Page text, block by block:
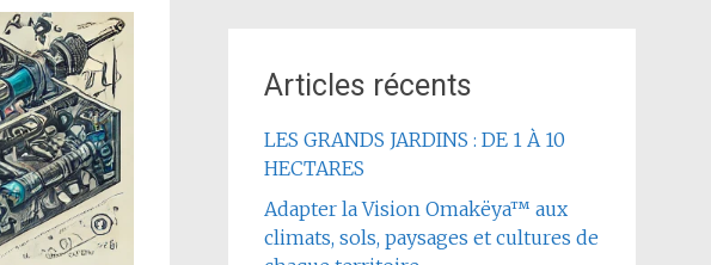
Articles récents
LES GRANDS JARDINS : DE 1 À 10
HECTARES
Adapter la Vision Omakëya™ aux
climats, sols, paysages et cultures de